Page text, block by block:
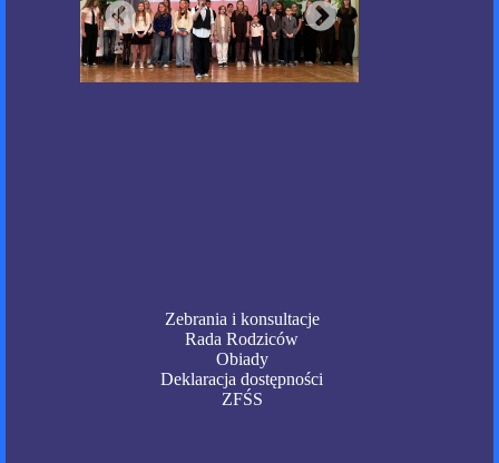
Zebrania i konsultacje
Rada Rodziców
Obiady
Deklaracja dostępności
ZFŚS